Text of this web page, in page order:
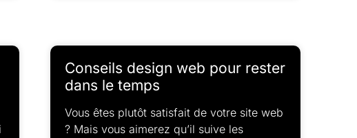
Conseils design web pour rester
dans le temps
Vous êtes plutôt satisfait de votre site web
? Mais vous aimerez qu’il suive les